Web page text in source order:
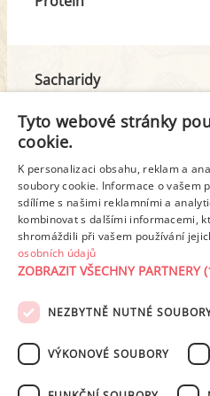
Sacharidy
z toho cukr
Tuk
z toho nas. mastné
Detailní
PODMÍNKY UŽITÍ ZÁSADY
NASTAVENÍ
Tyto webové stránky
cookie.
K personalizaci obsahu, reklam a
soubory cookie. Informace o vašem
sdílíme s našimi reklamními a
kombinovat s dalšími informacemi,
shromáždili při vašem používání
osobních údajů
ZOBRAZIT VŠECHNY PARTNERY
NEZBYTNĚ NUTNÉ
VÝKONOVÉ SOUBORY